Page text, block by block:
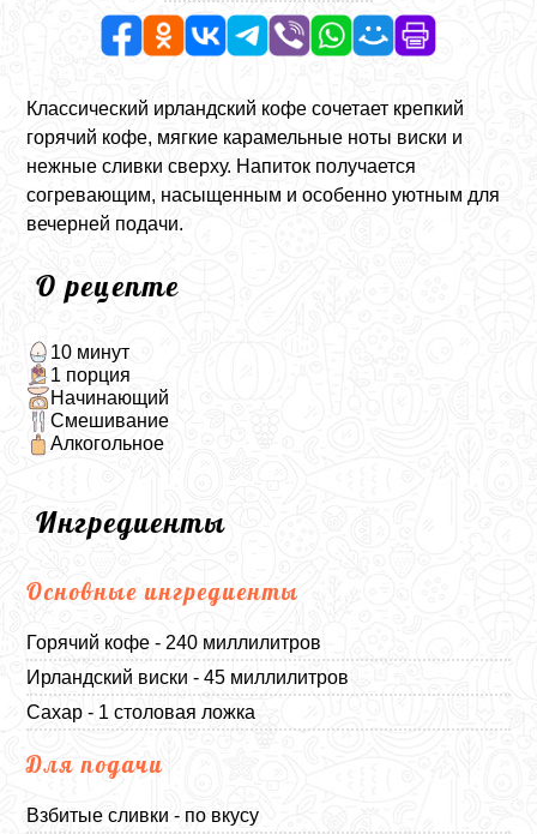
Классический ирландский кофе сочетает крепкий
горячий кофе, мягкие карамельные ноты виски и
нежные сливки сверху. Напиток получается
согревающим, насыщенным и особенно уютным для
вечерней подачи.
О рецепте
10 минут
1 порция
Начинающий
Смешивание
Алкогольное
Ингредиенты
Основные ингредиенты
Горячий кофе - 240 миллилитров
Ирландский виски - 45 миллилитров
Сахар - 1 столовая ложка
Для подачи
Взбитые сливки - по вкусу